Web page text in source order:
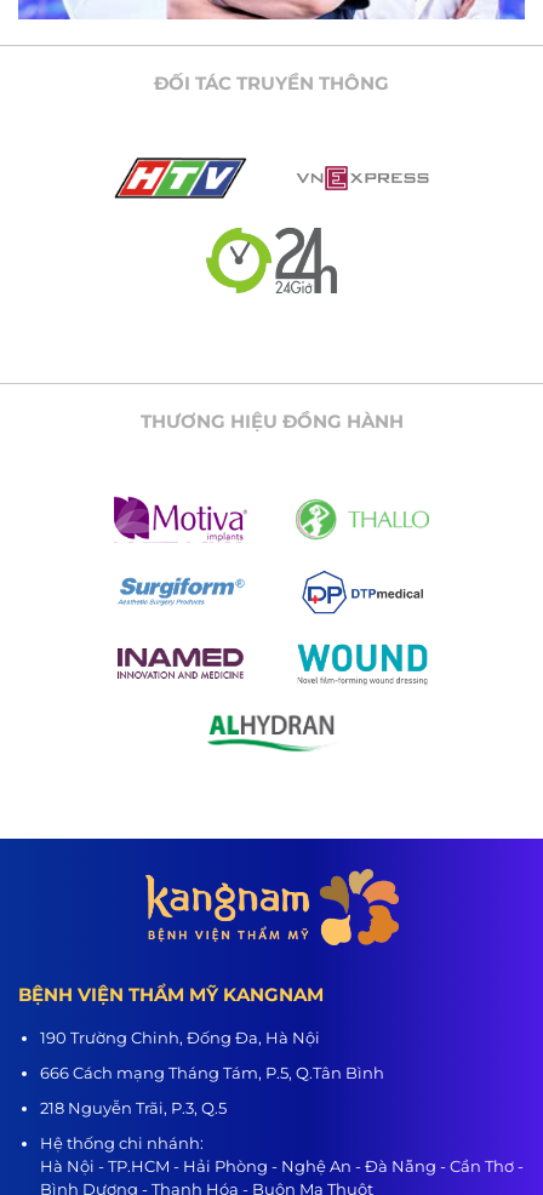
ĐỐI TÁC TRUYỀN THÔNG
THƯƠNG HIỆU ĐỒNG HÀNH
BỆNH VIỆN THẨM MỸ KANGNAM
190 Trường Chinh, Đống Đa, Hà Nội
666 Cách mạng Tháng Tám, P.5, Q.Tân Bình
218 Nguyễn Trãi, P.3, Q.5
Hệ thống chi nhánh:
Hà Nội - TP.HCM - Hải Phòng - Nghệ An - Đà Nẵng - Cần Thơ -
Bình Dương - Thanh Hóa - Buôn Ma Thuột